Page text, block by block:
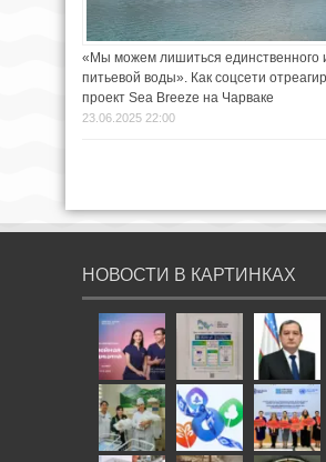
«Мы можем лишиться единственного
питьевой воды». Как соцсети
проект Sea Breeze на Чарваке
23.06.2025 22:00
НОВОСТИ В КАРТИНКАХ